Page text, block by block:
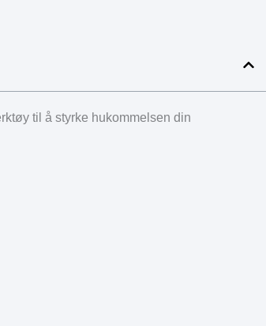
til å styrke hukommelsen din